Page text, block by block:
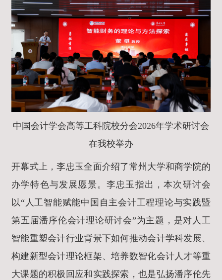
中国会计学会高等工科院校分会2026年学术研讨会
在我校举办
开幕式上，李忠玉全面介绍了常州大学和商学院的
办学特色与发展愿景。李忠玉指出，本次研讨会
以“人工智能赋能中国自主会计工程理论与实践暨
第五届潘序伦会计理论研讨会”为主题，是对人工
智能重塑会计行业背景下如何推动会计学科发展、
构建新型会计理论框架、培养数智化会计人才等重
大课题的积极回应和实践探索，也是弘扬潘序伦先